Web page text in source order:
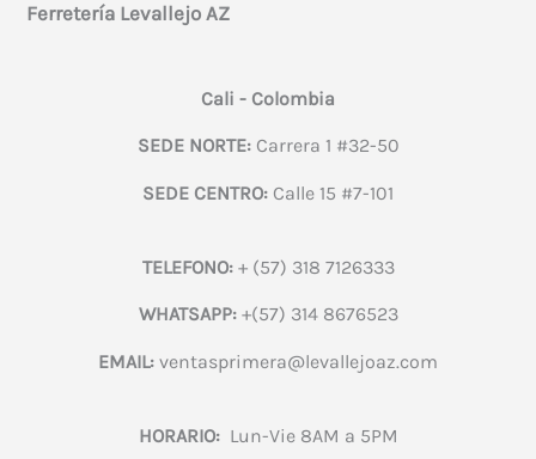
Ferretería Levallejo AZ
Cali - Colombia
SEDE NORTE:Carrera 1 #32-50
SEDE CENTRO: Calle 15 #7-101
TELEFONO:+ (57) 318 7126333
WHATSAPP:+(57) 314 8676523
EMAIL: ventasprimera@levallejoaz.com
HORARIO:Lun-Vie 8AM a 5PM